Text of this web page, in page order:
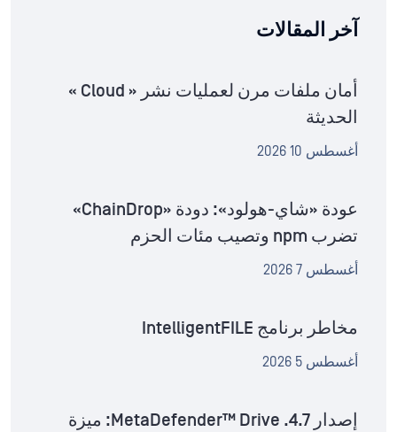
آخر المقالات
أمان ملفات مرن لعمليات نشر « Cloud »
الحديثة
أغسطس 10 2026
عودة «شاي-هولود»: دودة «ChainDrop»
تضرب npm وتصيب مئات الحزم
أغسطس 7 2026
مخاطر برنامج IntelligentFILE
أغسطس 5 2026
إصدار MetaDefender™ Drive .4.7: ميزة